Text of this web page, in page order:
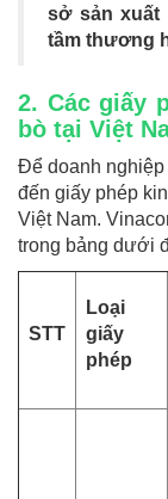
sở sản xuất
tầm thương
2. Các giấy
bò tại Việt
Để doanh nghiệp
đến giấy phép
Việt Nam.
trong bảng dưới
STT
Loại
giấy
phép